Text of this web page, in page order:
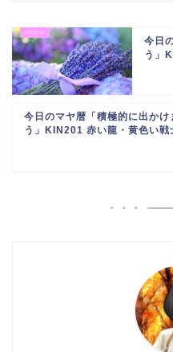
今日
う」
今日のマヤ暦「積極的に出かけ
う」KIN201 赤い龍・黄色い戦